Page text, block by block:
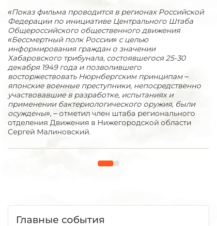
«Показ фильма проводится в регионах Российской
Федерации по инициативе Центрального Штаба
Общероссийского общественного движения
«Бессмертный полк России» с целью
информирования граждан о значении
Хабаровского трибунала, состоявшегося 25-30
декабря 1949 года и позволившего
восторжествовать Нюрнбергским принципам –
японские военные преступники, непосредственно
участвовавшие в разработке, испытаниях и
применении бактериологического оружия, были
осуждены», – отметил член штаба регионального
отделения Движения в Нижегородской области
Сергей Малиновский.
Главные события